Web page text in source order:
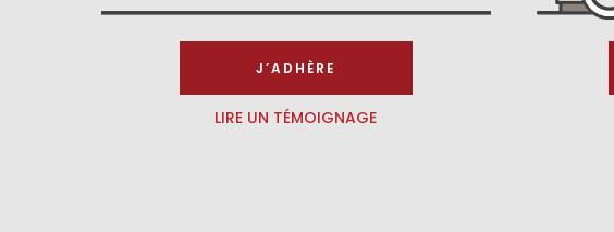
J’ADHÈRE
LIRE UN TÉMOIGNAGE